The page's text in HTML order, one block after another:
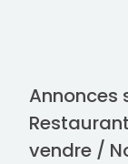
Annonces
vendre /